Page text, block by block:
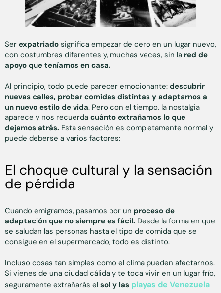
Ser expatriado significa empezar de cero en un lugar nuevo,
con costumbres diferentes y, muchas veces, sin la red de
apoyo que teníamos en casa.
Al principio, todo puede parecer emocionante: descubrir
nuevas calles, probar comidas distintas y adaptarnos a
un nuevo estilo de vida. Pero con el tiempo, la nostalgia
aparece y nos recuerda cuánto extrañamos lo que
dejamos atrás. Esta sensación es completamente normal y
puede deberse a varios factores:
El choque cultural y la sensación
de pérdida
Cuando emigramos, pasamos por un proceso de
adaptación que no siempre es fácil. Desde la forma en que
se saludan las personas hasta el tipo de comida que se
consigue en el supermercado, todo es distinto.
Incluso cosas tan simples como el clima pueden afectarnos.
Si vienes de una ciudad cálida y te toca vivir en un lugar frío,
seguramente extrañarás el sol y las playas de Venezuela